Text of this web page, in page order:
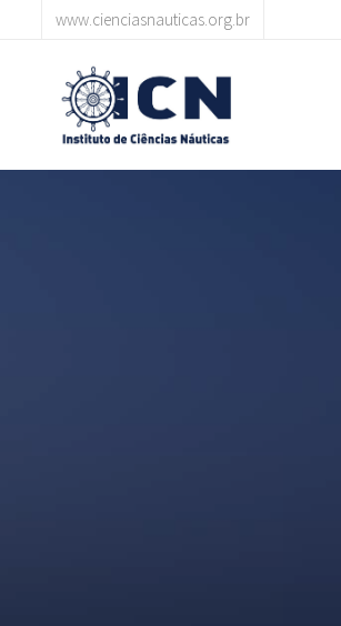
www.cienciasnauticas.org.br